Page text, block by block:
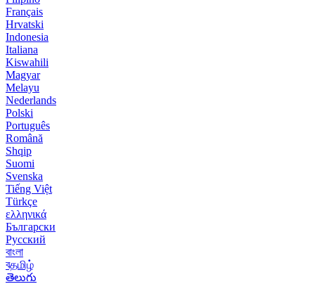
Français
Hrvatski
Indonesia
Italiana
Kiswahili
Magyar
Melayu
Nederlands
Polski
Português
Română
Shqip
Suomi
Svenska
Tiếng Việt
Türkçe
ελληνικά
Български
Русский
বাংলা
বதமிழ்
తెలుగు